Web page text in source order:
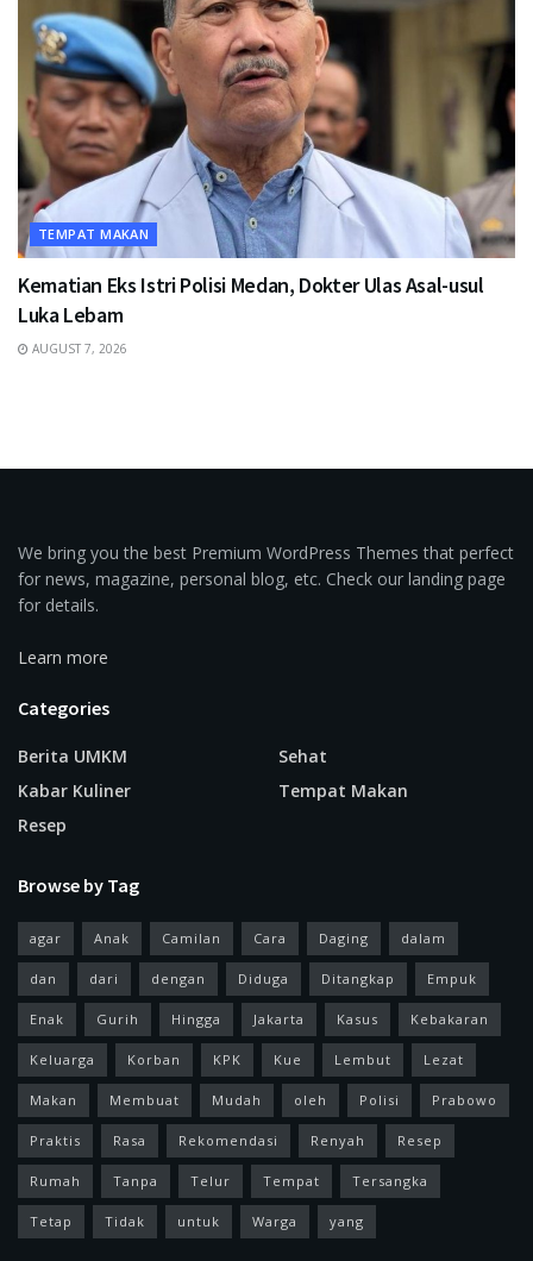
TEMPAT MAKAN
Kematian Eks Istri Polisi Medan, Dokter Ulas Asal-usul
Luka Lebam
AUGUST 7, 2026
We bring you the best Premium WordPress Themes that perfect
for news, magazine, personal blog, etc. Check our landing page
for details.
Learn more
Categories
Berita UMKM
Kabar Kuliner
Resep
Sehat
Tempat Makan
Browse by Tag
agar Anak Camilan Cara Daging dalam
dan dari dengan Diduga Ditangkap Empuk
Enak Gurih Hingga Jakarta Kasus Kebakaran
Keluarga Korban KPK Kue Lembut Lezat
Makan Membuat Mudah oleh Polisi Prabowo
Praktis Rasa Rekomendasi Renyah Resep
Rumah Tanpa Telur Tempat Tersangka
Tetap Tidak untuk Warga yang